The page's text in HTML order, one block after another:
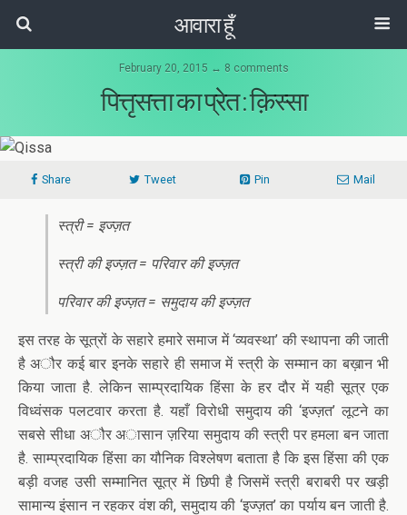
आवारा हूँ
February 20, 2015 ↔ 8 comments
पित्तृसत्ता का प्रेत : क़िस्सा
Share Tweet Pin Mail
स्त्री = इज्ज़त
स्त्री की इज्ज़त = परिवार की इज्ज़त
परिवार की इज्ज़त = समुदाय की इज्ज़त
इस तरह के सूत्रों के सहारे हमारे समाज में ‘व्यवस्था’ की स्थापना की जाती
है अौर कई बार इनके सहारे ही समाज में स्त्री के सम्मान का बख़ान भी
किया जाता है. लेकिन साम्प्रदायिक हिंसा के हर दौर में यही सूत्र एक
विध्वंसक पलटवार करता है. यहाँ विरोधी समुदाय की ‘इज्ज़त’ लूटने का
सबसे सीधा अौर अासान ज़रिया समुदाय की स्त्री पर हमला बन जाता
है. साम्प्रदायिक हिंसा का यौनिक विश्लेषण बताता है कि इस हिंसा की एक
बड़ी वजह उसी सम्मानित सूत्र में छिपी है जिसमें स्त्री बराबरी पर खड़ी
सामान्य इंसान न रहकर वंश की, समुदाय की ‘इज्ज़त’ का पर्याय बन जाती है.